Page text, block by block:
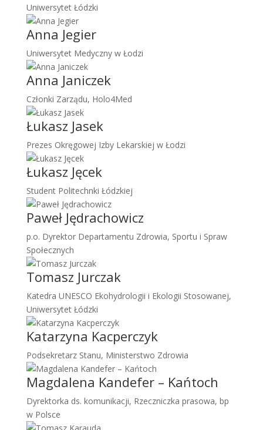
Uniwersytet Łódzki
Anna Jegier
Uniwersytet Medyczny w Łodzi
Anna Janiczek
Członki Zarządu, Holo4Med
Łukasz Jasek
Prezes Okręgowej Izby Lekarskiej w Łodzi
Łukasz Jęcek
Student Politechnki Łódzkiej
Paweł Jędrachowicz
p.o. Dyrektor Departamentu Zdrowia, Sportu i Spraw
Społecznych
Tomasz Jurczak
Katedra UNESCO Ekohydrologii i Ekologii Stosowanej,
Uniwersytet Łódzki
Katarzyna Kacperczyk
Podsekretarz Stanu, Ministerstwo Zdrowia
Magdalena Kandefer – Kańtoch
Dyrektorka ds. komunikacji, Rzeczniczka prasowa, bp
w Polsce